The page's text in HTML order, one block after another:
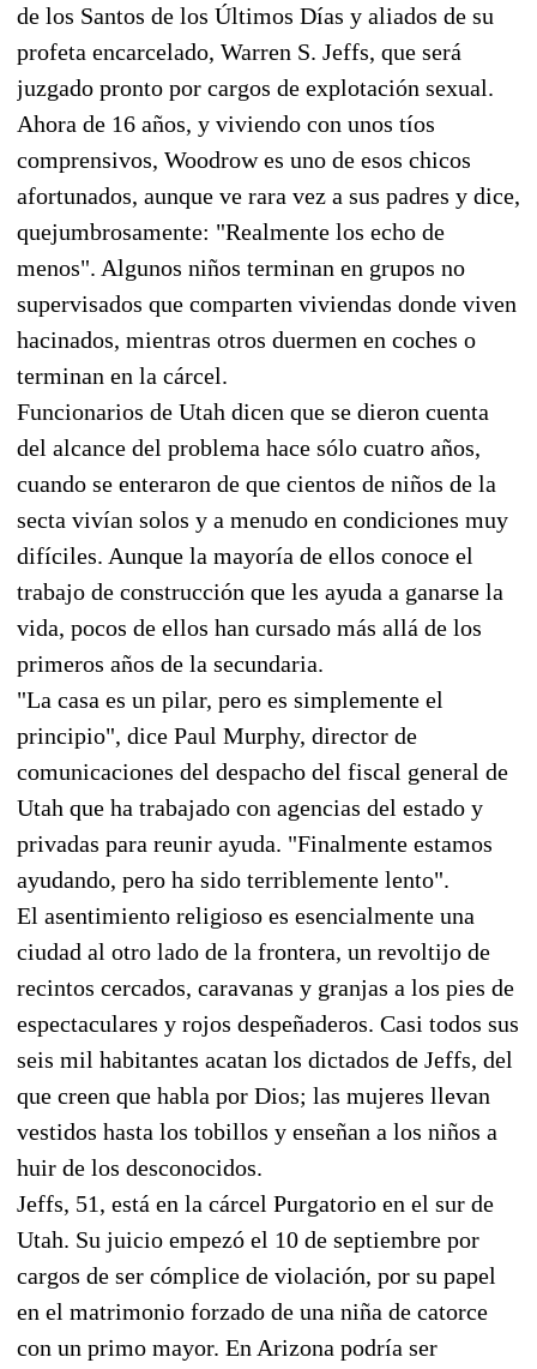
de los Santos de los Últimos Días y aliados de su
profeta encarcelado, Warren S. Jeffs, que será
juzgado pronto por cargos de explotación sexual.
Ahora de 16 años, y viviendo con unos tíos
comprensivos, Woodrow es uno de esos chicos
afortunados, aunque ve rara vez a sus padres y dice,
quejumbrosamente: "Realmente los echo de
menos". Algunos niños terminan en grupos no
supervisados que comparten viviendas donde viven
hacinados, mientras otros duermen en coches o
terminan en la cárcel.
Funcionarios de Utah dicen que se dieron cuenta
del alcance del problema hace sólo cuatro años,
cuando se enteraron de que cientos de niños de la
secta vivían solos y a menudo en condiciones muy
difíciles. Aunque la mayoría de ellos conoce el
trabajo de construcción que les ayuda a ganarse la
vida, pocos de ellos han cursado más allá de los
primeros años de la secundaria.
"La casa es un pilar, pero es simplemente el
principio", dice Paul Murphy, director de
comunicaciones del despacho del fiscal general de
Utah que ha trabajado con agencias del estado y
privadas para reunir ayuda. "Finalmente estamos
ayudando, pero ha sido terriblemente lento".
El asentimiento religioso es esencialmente una
ciudad al otro lado de la frontera, un revoltijo de
recintos cercados, caravanas y granjas a los pies de
espectaculares y rojos despeñaderos. Casi todos sus
seis mil habitantes acatan los dictados de Jeffs, del
que creen que habla por Dios; las mujeres llevan
vestidos hasta los tobillos y enseñan a los niños a
huir de los desconocidos.
Jeffs, 51, está en la cárcel Purgatorio en el sur de
Utah. Su juicio empezó el 10 de septiembre por
cargos de ser cómplice de violación, por su papel
en el matrimonio forzado de una niña de catorce
con un primo mayor. En Arizona podría ser